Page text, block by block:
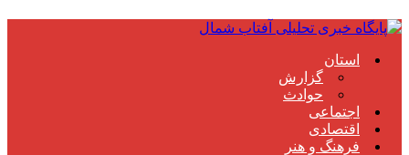
استان
گزارش
حوادث
اجتماعی
اقتصادی
فرهنگ و هنر